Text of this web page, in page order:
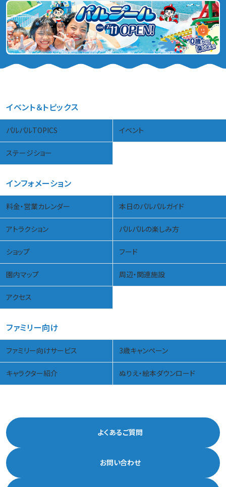
イベント＆トピックス
パルパルTOPICS イベント
ステージショー
インフォメーション
料金・営業カレンダー 本日のパルパルガイド
アトラクション パルパルの楽しみ方
ショップ フード
園内マップ 周辺・関連施設
アクセス
ファミリー向け
ファミリー向けサービス 3歳キャンペーン
キャラクター紹介 ぬりえ・絵本ダウンロード
よくあるご質問
お問い合わせ